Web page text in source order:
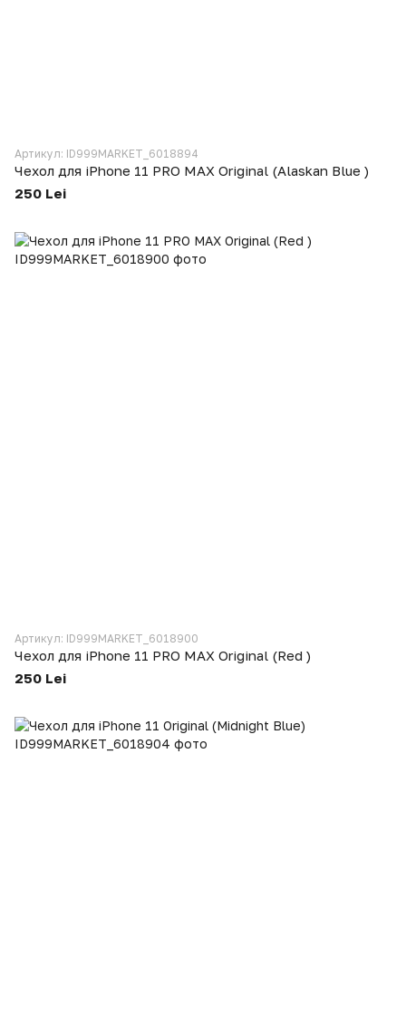
Артикул: ID999MARKET_6018894
Чехол для iPhone 11 PRO MAX Original (Alaskan Blue )
250 Lei
Артикул: ID999MARKET_6018900
Чехол для iPhone 11 PRO MAX Original (Red )
250 Lei